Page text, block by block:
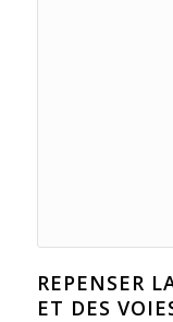
REPENSER
ET DES